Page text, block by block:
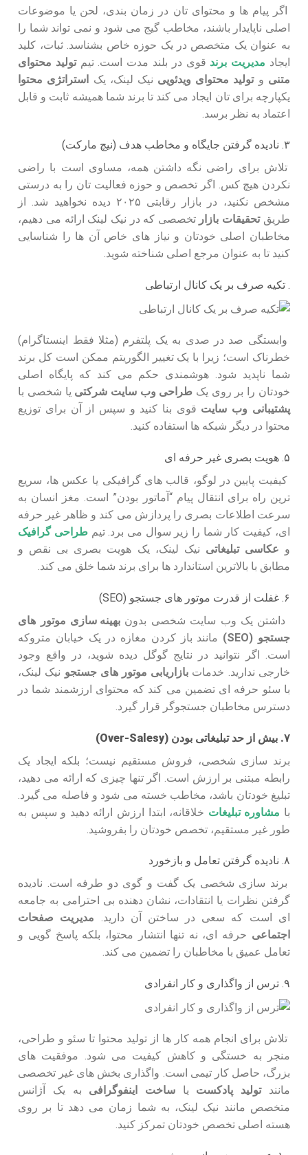
اگر پیام ها و محتوای تان در زمان بندی، لحن یا موضوعات
اصلی ناپایدار باشند، مخاطب گیج می شود و نمی تواند شما را
به عنوان یک متخصص در یک حوزه خاص بشناسد. ثبات، کلید
ایجاد مدیریت برند قوی در بلند مدت است. تیمتولید محتوای
متنی وتولید محتوای ویدئویی نیک لینک، یک استراتژی محتوا
یکپارچه برای تان ایجاد می کند تا برند شما همیشه ثابت و قابل
اعتماد به نظر برسد.
۳. نادیده گرفتن جایگاه و مخاطب هدف (نیچ مارکت)
تلاش برای راضی نگه داشتن همه، مساوی است با راضی
نکردن هیچ کس. اگر تخصص و حوزه فعالیت تان را به درستی
مشخص نکنید، در بازار رقابتی ۲۰۲۵ دیده نخواهید شد. از
طریقتحقیقات بازار تخصصی که در نیک لینک ارائه می دهیم،
مخاطبان اصلی خودتان و نیاز های خاص آن ها را شناسایی
کنید تا به عنوان مرجع اصلی شناخته شوید.
. تکیه صرف بر یک کانال ارتباطی
وابستگی صد در صدی به یک پلتفرم (مثلا فقط اینستاگرام)
خطرناک است؛ زیرا با یک تغییر الگوریتم ممکن است کل برند
شما ناپدید شود. هوشمندی حکم می کند که پایگاه اصلی
خودتان را بر روی یک طراحی وب سایت شرکتی یا شخصی با
پشتیبانی وب سایت قوی بنا کنید و سپس از آن برای توزیع
محتوا در دیگر شبکه ها استفاده کنید.
۵. هویت بصری غیر حرفه ای
کیفیت پایین در لوگو، قالب های گرافیکی یا عکس ها، سریع
ترین راه برای انتقال پیام “آماتور بودن” است. مغز انسان به
سرعت اطلاعات بصری را پردازش می کند و ظاهر غیر حرفه
ای، کیفیت کار شما را زیر سوال می برد. تیم طراحی گرافیک
و عکاسی تبلیغاتی نیک لینک، یک هویت بصری بی نقص و
مطابق با بالاترین استاندارد ها برای برند شما خلق می کند.
۶. غفلت از قدرت موتور های جستجو (SEO)
داشتن یک وب سایت شخصی بدون بهینه سازی موتور های
جستجو (SEO)
مانند باز کردن مغازه در یک خیابان متروکه
است. اگر نتوانید در نتایج گوگل دیده شوید، در واقع وجود
خارجی ندارید. خدمات بازاریابی موتور های جستجو نیک لینک،
با سئو حرفه ای تضمین می کند که محتوای ارزشمند شما در
دسترس مخاطبان جستجوگر قرار گیرد.
۷. بیش از حد تبلیغاتی بودن (Over-Salesy)
برند سازی شخصی، فروش مستقیم نیست؛ بلکه ایجاد یک
رابطه مبتنی بر ارزش است. اگر تنها چیزی که ارائه می دهید،
تبلیغ خودتان باشد، مخاطب خسته می شود و فاصله می گیرد.
با مشاوره تبلیغات خلاقانه، ابتدا ارزش ارائه دهید و سپس به
طور غیر مستقیم، تخصص خودتان را بفروشید.
۸. نادیده گرفتن تعامل و بازخورد
برند سازی شخصی یک گفت و گوی دو طرفه است. نادیده
گرفتن نظرات یا انتقادات، نشان دهنده بی احترامی به جامعه
ای است که سعی در ساختن آن دارید. مدیریت صفحات
اجتماعی حرفه ای، نه تنها انتشار محتوا، بلکه پاسخ گویی و
تعامل عمیق با مخاطبان را تضمین می کند.
۹. ترس از واگذاری و کار انفرادی
تلاش برای انجام همه کار ها از تولید محتوا تا سئو و طراحی،
منجر به خستگی و کاهش کیفیت می شود. موفقیت های
بزرگ، حاصل کار تیمی است. واگذاری بخش های غیر تخصصی
مانندتولید پادکست یا ساخت اینفوگرافی به یک آژانس
متخصص مانند نیک لینک، به شما زمان می دهد تا بر روی
هسته اصلی تخصص خودتان تمرکز کنید.